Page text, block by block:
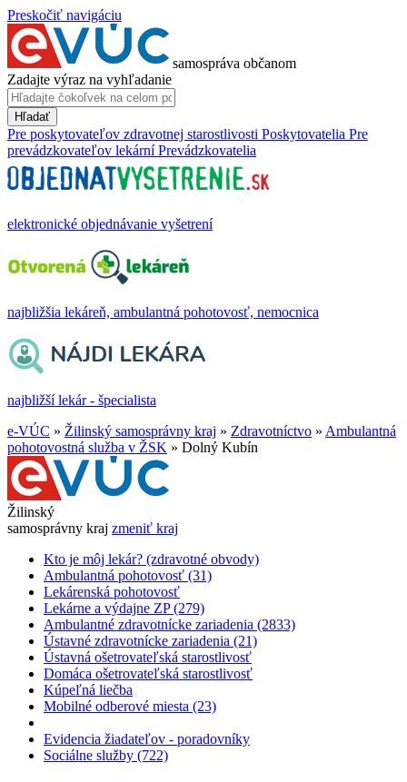
Preskočiť navigáciu
samospráva občanom
Zadajte výraz na vyhľadanie
Hľadať
Pre poskytovateľov zdravotnej starostlivosti Poskytovatelia Pre
prevádzkovateľov lekární Prevádzkovatelia
elektronické objednávanie vyšetrení
najbližšia lekáreň, ambulantná pohotovosť, nemocnica
najbližší lekár - špecialista
e-VÚC » Žilinský samosprávny kraj » Zdravotníctvo » Ambulantná
pohotovostná služba v ŽSK » Dolný Kubín
Žilinský
samosprávny kraj zmeniť kraj
Kto je môj lekár? (zdravotné obvody)
Ambulantná pohotovosť (31)
Lekárenská pohotovosť
Lekárne a výdajne ZP (279)
Ambulantné zdravotnícke zariadenia (2833)
Ústavné zdravotnícke zariadenia (21)
Ústavná ošetrovateľská starostlivosť
Domáca ošetrovateľská starostlivosť
Kúpeľná liečba
Mobilné odberové miesta (23)
Evidencia žiadateľov - poradovníky
Sociálne služby (722)